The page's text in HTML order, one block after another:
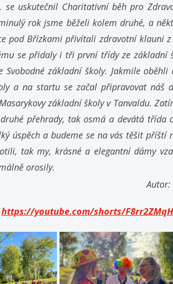
se uskutečnil Charitativní běh pro
rok jsme běželi kolem druhé, a
pod Břízkami přivítali zdravotní klauni
se přidaly i tři první třídy ze základní
Svobodné základní školy. Jakmile
a na startu se začal připravovat náš
základní školy v Tanvaldu.
přehrady, tak osmá a devátá třída
úspěch a budeme se na vás těšit příští
tak my, krásné a elegantní dámy
orosily.
Autor:
https://youtube.com/shorts/